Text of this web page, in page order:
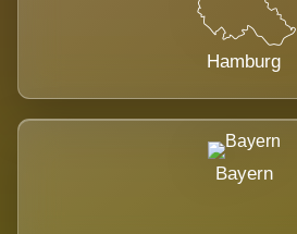
Hamburg
Bayern